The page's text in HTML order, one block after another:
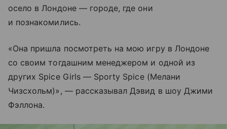
осело в Лондоне — городе, где они
и познакомились.
«Она пришла посмотреть на мою игру в Лондоне
со своим тогдашним менеджером и одной из
других Spice Girls — Sporty Spice (Мелани
Чизсхольм)», — рассказывал Дэвид в шоу Джими
Фэллона.